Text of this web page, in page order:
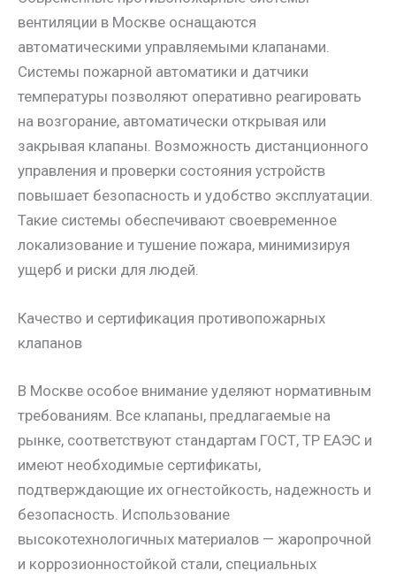
вентиляции в Москве оснащаются
автоматическими управляемыми клапанами.
Системы пожарной автоматики и датчики
температуры позволяют оперативно реагировать
на возгорание, автоматически открывая или
закрывая клапаны. Возможность дистанционного
управления и проверки состояния устройств
повышает безопасность и удобство эксплуатации.
Такие системы обеспечивают своевременное
локализование и тушение пожара, минимизируя
ущерб и риски для людей.
Качество и сертификация противопожарных
клапанов
В Москве особое внимание уделяют нормативным
требованиям. Все клапаны, предлагаемые на
рынке, соответствуют стандартам ГОСТ, ТР ЕАЭС и
имеют необходимые сертификаты,
подтверждающие их огнестойкость, надежность и
безопасность. Использование
высокотехнологичных материалов — жаропрочной
и коррозионностойкой стали, специальных